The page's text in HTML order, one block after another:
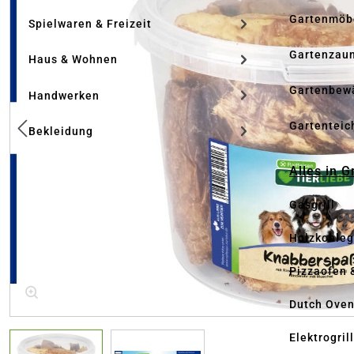
Spielwaren & Freizeit
Haus & Wohnen
Handwerken
Bekleidung
Gartenzaun
Alles in
Gasgrill
Pizzaofen
Dutch Oven
Elektrogrill